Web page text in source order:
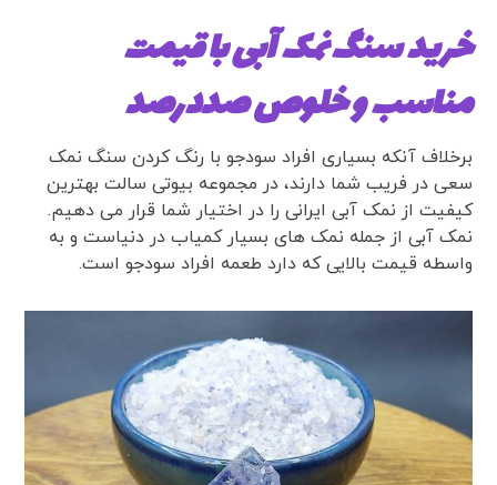
خرید سنگ نمک آبی با قیمت
مناسب و خلوص صددرصد
برخلاف آنکه بسیاری افراد سودجو با رنگ کردن سنگ نمک
سعی در فریب شما دارند، در مجموعه بیوتی سالت بهترین
کیفیت از نمک آبی ایرانی را در اختیار شما قرار می دهیم.
نمک آبی از جمله نمک های بسیار کمیاب در دنیاست و به
واسطه قیمت بالایی که دارد طعمه افراد سودجو است.